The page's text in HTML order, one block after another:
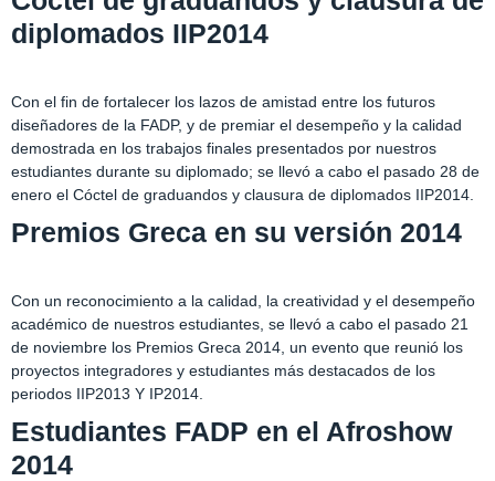
diplomados IIP2014
Con el fin de fortalecer los lazos de amistad entre los futuros
diseñadores de la FADP, y de premiar el desempeño y la calidad
demostrada en los trabajos finales presentados por nuestros
estudiantes durante su diplomado; se llevó a cabo el pasado 28 de
enero el Cóctel de graduandos y clausura de diplomados IIP2014.
Premios Greca en su versión 2014
Con un reconocimiento a la calidad, la creatividad y el desempeño
académico de nuestros estudiantes, se llevó a cabo el pasado 21
de noviembre los Premios Greca 2014, un evento que reunió los
proyectos integradores y estudiantes más destacados de los
periodos IIP2013 Y IP2014.
Estudiantes FADP en el Afroshow
2014